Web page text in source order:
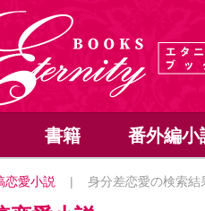
書籍 番外編小
恋愛小説 | 身分差恋愛の検索結